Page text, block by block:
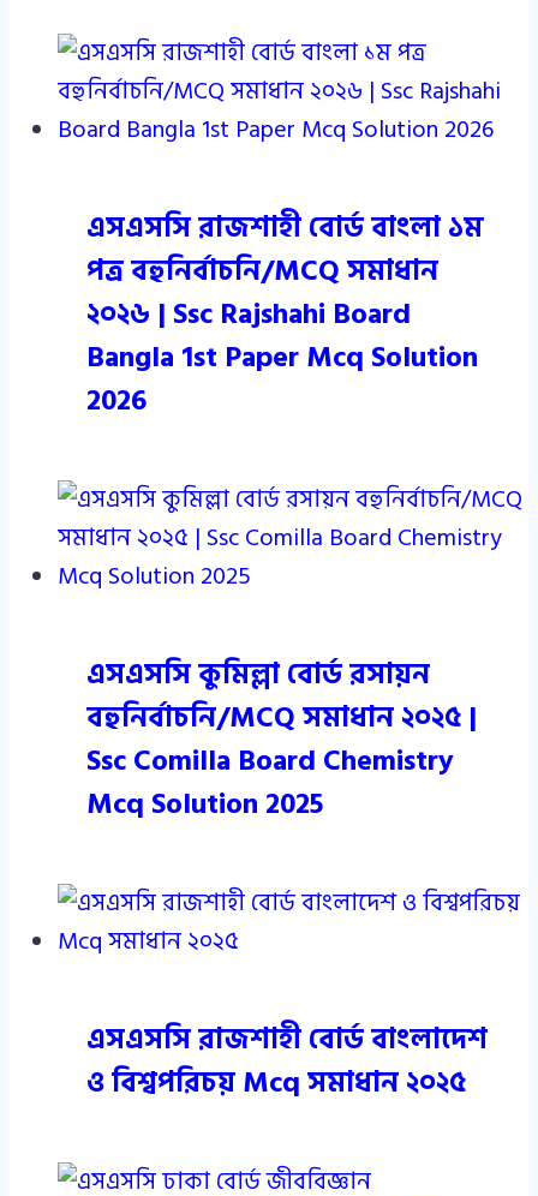
এসএসসি রাজশাহী বোর্ড বাংলা ১ম
পত্র বহুনির্বাচনি/MCQ সমাধান
২০২৬ | Ssc Rajshahi Board
Bangla 1st Paper Mcq Solution
2026
এসএসসি কুমিল্লা বোর্ড রসায়ন
বহুনির্বাচনি/MCQ সমাধান ২০২৫ |
Ssc Comilla Board Chemistry
Mcq Solution 2025
এসএসসি রাজশাহী বোর্ড বাংলাদেশ
ও বিশ্বপরিচয় Mcq সমাধান ২০২৫